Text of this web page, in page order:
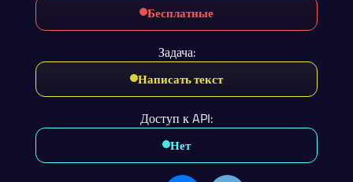
Бесплатные
Задача:
Написать текст
Доступ к API:
Нет